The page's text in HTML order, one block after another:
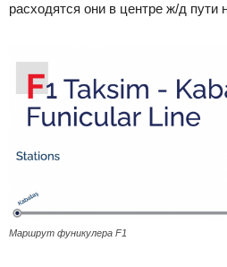
расходятся они в центре ж/д пути
Маршрут фуникулера F1